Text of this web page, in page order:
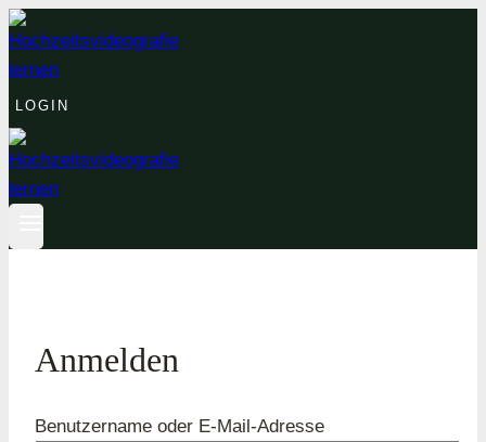
Zum
Inhalt
springen
LOGIN
Anmelden
Benutzername oder E-Mail-Adresse